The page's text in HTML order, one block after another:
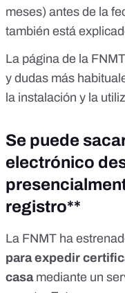
meses) antes de la
también está
La página de la
y dudas más
la instalación y la
Se puede
electrónico
registro**
La FNMT ha
para expedir
casamediante un